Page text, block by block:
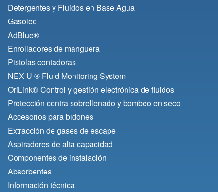
Detergentes y Fluidos en Base Agua
Gasóleo
AdBlue®
Enrolladores de manguera
Pistolas contadoras
NEX·U·® Fluid Monitoring System
OriLink® Control y gestión electrónica de fluidos
Protección contra sobrellenado y bombeo en seco
Accesorios para bidones
Extracción de gases de escape
Aspiradores de alta capacidad
Componentes de instalación
Absorbentes
Información técnica